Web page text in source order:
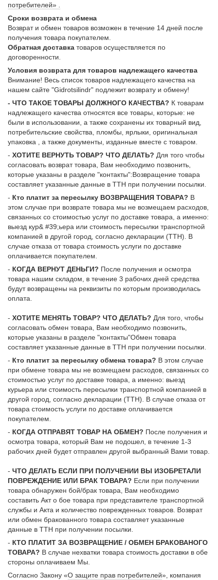
потребителей» .
Сроки возврата и обмена
Возврат и обмен товаров возможен в течение 14 дней после
получения товара покупателем.
Обратная доставка товаров осуществляется по
договоренности.
Условия возврата для товаров надлежащего качества
Внимание! Весь список товаров надлежащего качества на
нашем сайте "Gidrotsilindr" подлежит возврату и обмену!
- ЧТО ТАКОЕ ТОВАРЫ ДОЛЖНОГО КАЧЕСТВА? К товарам
надлежащего качества относятся все товары, которые: не
были в использовании, а также сохранены их товарный вид,
потребительские свойства, пломбы, ярлыки, оригинальная
упаковка , а также документы, изданные вместе с товаром.
- ХОТИТЕ ВЕРНУТЬ ТОВАР? ЧТО ДЕЛАТЬ? Для того чтобы
согласовать возврат товара, Вам необходимо позвонить,
которые указаны в разделе "контакты":Возвращение товара
составляет указанные данные в ТТН при получении посылки.
- Кто платит за пересылку ВОЗВРАЩЕНИЯ ТОВАРА? В
этом случае при возврате товара мы не возмещаем расходов,
связанных со стоимостью услуг по доставке товара, а именно:
выезд кур& #39;ьера или стоимость пересылки транспортной
компанией в другой город, согласно декларации (ТТН). В
случае отказа от товара стоимость услуги по доставке
оплачивается покупателем.
- КОГДА ВЕРНУТ ДЕНЬГИ? После получения и осмотра
товара нашим складом, в течение 3 рабочих дней средства
будут возвращены на реквизиты по которым производилась
оплата.
- ХОТИТЕ МЕНЯТЬ ТОВАР? ЧТО ДЕЛАТЬ? Для того, чтобы
согласовать обмен товара, Вам необходимо позвонить,
которые указаны в разделе "контакты"Обмен товара
составляет указанные данные в ТТН при получении посылки.
- Кто платит за пересылку обмена товара? В этом случае
при обмене товара мы не возмещаем расходов, связанных со
стоимостью услуг по доставке товара, а именно: выезд
курьера или стоимость пересылки транспортной компанией в
другой город, согласно декларации (ТТН). В случае отказа от
товара стоимость услуги по доставке оплачивается
покупателем.
- КОГДА ОТПРАВЯТ ТОВАР НА ОБМЕН? После получения и
осмотра товара, который Вам не подошел, в течение 1-3
рабочих дней будет отправлен другой выбранный Вами товар.
- ЧТО ДЕЛАТЬ ЕСЛИ ПРИ ПОЛУЧЕНИИ ВЫ ИЗОБРЕТАЛИ
ПОВРЕЖДЕНИЕ ИЛИ БРАК ТОВАРА? Если при получении
товара обнаружен бой/брак товара, Вам необходимо
составить Акт о бое товара при представителе транспортной
службы и Акта и количество поврежденных товаров. Возврат
или обмен бракованного товара составляет указанные
данные в ТТН при получении посылки.
- КТО ПЛАТИТ ЗА ВОЗВРАЩЕНИЕ / ОБМЕН БРАКОВАНОГО
ТОВАРА? В случае нехватки товара стоимость доставки в обе
стороны оплачиваем Мы.
Согласно Закону «О защите прав потребителей», компания